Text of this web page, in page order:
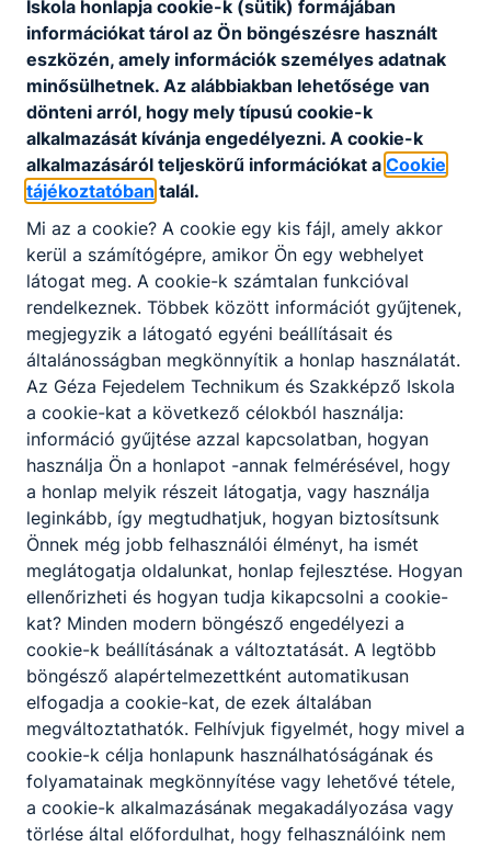
megtervezi a haj színváltoztatásait,
alkalmazza a megfelelő termékeket,
technológiákat, szükség szerint;
megtervezi a haj tartós
formaváltoztatásait, alkalmazza a
megfelelő termékeket, technológiákat,
szükség szerint;
elvégzi az alap és divathajvágási formákat,
alkalmazza a szükséges technológiákat,
technikákat, hajszárítást a szükséges
eszközökkel, divatkövetéssel,
termékfelhasználással;
megtervezi és elvégzi a különböző
hajhosszabbítási technológiákat,
technikákat és alkalmi hajviseletet készít
fizikai formaváltoztató eszközök
segítségével, díszítés alkalmazásával;
minden szolgáltatást követően tanácsot
ad a vendégének otthoni hajápoláshoz és
hajformázáshoz;
képes a fodrászszalon működésének
megtervezésére és a mindenkori hatályos
jogszabályok szerinti működtetésére.
ISKOLASPECIFIKUS INFORMÁCIÓK A KÉPZÉSHEZ
Kód: 0054
A lehetséges szakképzettség kimenete(k):
Fodrász
Az első idegen nyelv a következő(k egyike):
angol, német
Iskola honlapja cookie-k (sütik) formájában
információkat tárol az Ön böngészésre használt
eszközén, amely információk személyes adatnak
minősülhetnek. Az alábbiakban lehetősége van
dönteni arról, hogy mely típusú cookie-k
alkalmazását kívánja engedélyezni. A cookie-k
alkalmazásáról teljeskörű információkat a Cookie
tájékoztatóban talál.
Mi az a cookie? A cookie egy kis fájl, amely akkor
kerül a számítógépre, amikor Ön egy webhelyet
látogat meg. A cookie-k számtalan funkcióval
rendelkeznek. Többek között információt gyűjtenek,
megjegyzik a látogató egyéni beállításait és
általánosságban megkönnyítik a honlap használatát.
Az Géza Fejedelem Technikum és Szakképző Iskola
a cookie-kat a következő célokból használja:
információ gyűjtése azzal kapcsolatban, hogyan
használja Ön a honlapot -annak felmérésével, hogy
a honlap melyik részeit látogatja, vagy használja
leginkább, így megtudhatjuk, hogyan biztosítsunk
Önnek még jobb felhasználói élményt, ha ismét
meglátogatja oldalunkat, honlap fejlesztése. Hogyan
ellenőrizheti és hogyan tudja kikapcsolni a cookie-
kat? Minden modern böngésző engedélyezi a
cookie-k beállításának a változtatását. A legtöbb
böngésző alapértelmezettként automatikusan
elfogadja a cookie-kat, de ezek általában
megváltoztathatók. Felhívjuk figyelmét, hogy mivel a
cookie-k célja honlapunk használhatóságának és
folyamatainak megkönnyítése vagy lehetővé tétele,
a cookie-k alkalmazásának megakadályozása vagy
törlése által előfordulhat, hogy felhasználóink nem